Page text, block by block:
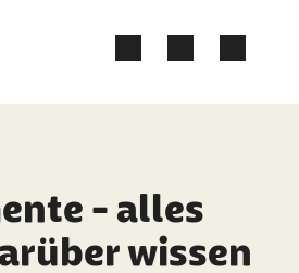
- alles
wissen